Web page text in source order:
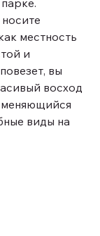
местность
и
вы
восход
виды на